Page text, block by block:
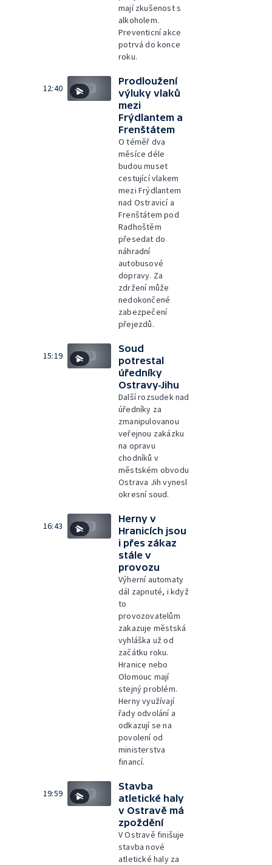
mají zkušenost s
alkoholem.
Preventicní akce
potrvá do konce
roku.
12:40
Prodloužení
výluky vlaků
mezi
Frýdlantem a
Frenštátem
O téměř dva
měsíce déle
budou muset
cestující vlakem
mezi Frýdlantem
nad Ostravicí a
Frenštátem pod
Radhoštěm
přesedat do
náhradní
autobusové
dopravy. Za
zdržení může
nedokončené
zabezpečení
přejezdů.
15:19
Soud
potrestal
úředníky
Ostravy-Jihu
Další rozsudek nad
úředníky za
zmanipulovanou
veřejnou zakázku
na opravu
chodníků v
městském obvodu
Ostrava Jih vynesl
okresní soud.
16:43
Herny v
Hranicích jsou
i přes zákaz
stále v
provozu
Výherní automaty
dál zapnuté, i když
to
provozovatelům
zakazuje městská
vyhláška už od
začátku roku.
Hranice nebo
Olomouc mají
stejný problém.
Herny využívají
řady odvolání a
odkazují se na
povolení od
ministerstva
financí.
19:59
Stavba
atletické haly
v Ostravě má
zpoždění
V Ostravě finišuje
stavba nové
atletické haly za